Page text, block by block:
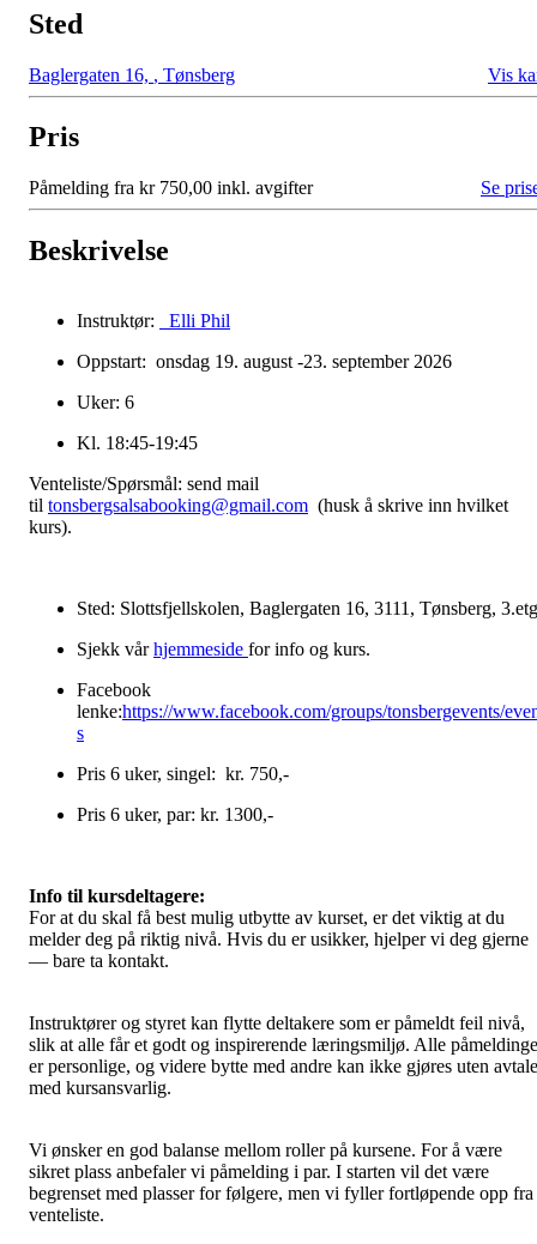
Sted
Baglergaten 16, , Tønsberg Vis
Pris
Påmelding fra kr 750,00 inkl. avgifter Se
Beskrivelse
Instruktør:
Elli Phil
Oppstart: onsdag 19. august -23. september 2026
Uker: 6
Kl. 18:45-19:45
Venteliste/Spørsmål: send mail
til tonsbergsalsabooking@gmail.com (husk å skrive inn hvilket
kurs).
Sted: Slottsfjellskolen, Baglergaten 16, 3111, Tønsberg,
Sjekk vårhjemmeside for info og kurs.
Facebook
lenke:https://www.facebook.com/groups/tonsbergevents/
s
Pris 6 uker, singel: kr. 750,-
Pris 6 uker, par: kr. 1300,-
Info til kursdeltagere:
For at du skal få best mulig utbytte av kurset, er det viktig at du
melder deg på riktig nivå. Hvis du er usikker, hjelper vi deg gjerne
— bare ta kontakt.
Instruktører og styret kan flytte deltakere som er påmeldt feil nivå,
slik at alle får et godt og inspirerende læringsmiljø. Alle
er personlige, og videre bytte med andre kan ikke gjøres uten avtale
med kursansvarlig.
Vi ønsker en god balanse mellom roller på kursene. For å være
sikret plass anbefaler vi påmelding i par. I starten vil det være
begrenset med plasser for følgere, men vi fyller fortløpende opp fra
venteliste.